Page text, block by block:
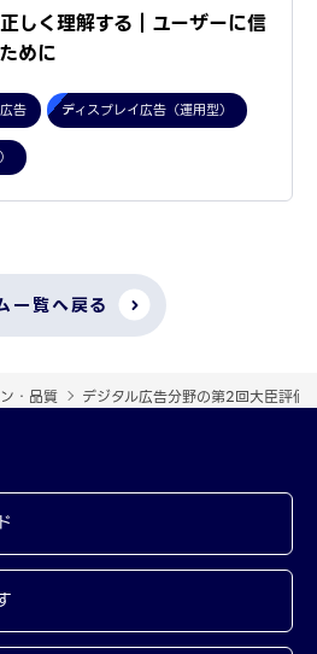
しく理解する｜ユーザーに信
めに
告 ディスプレイ広告（運用型）
一覧へ戻る
・品質 デジタル広告分野の第2回大臣評